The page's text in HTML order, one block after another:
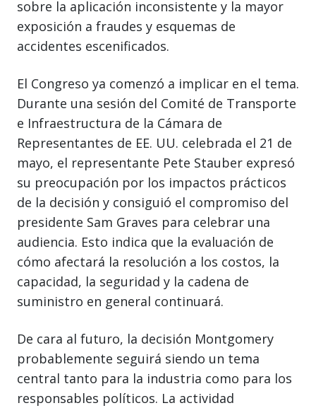
sobre la aplicación inconsistente y la mayor
exposición a fraudes y esquemas de
accidentes escenificados.
El Congreso ya comenzó a implicar en el tema.
Durante una sesión del Comité de Transporte
e Infraestructura de la Cámara de
Representantes de EE. UU. celebrada el 21 de
mayo, el representante Pete Stauber expresó
su preocupación por los impactos prácticos
de la decisión y consiguió el compromiso del
presidente Sam Graves para celebrar una
audiencia. Esto indica que la evaluación de
cómo afectará la resolución a los costos, la
capacidad, la seguridad y la cadena de
suministro en general continuará.
De cara al futuro, la decisión Montgomery
probablemente seguirá siendo un tema
central tanto para la industria como para los
responsables políticos. La actividad